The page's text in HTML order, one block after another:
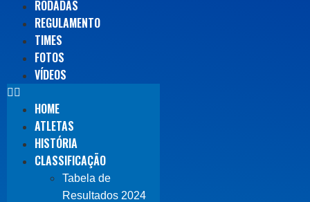
RODADAS
REGULAMENTO
TIMES
FOTOS
VÍDEOS
HOME
ATLETAS
HISTÓRIA
CLASSIFICAÇÃO
Tabela de
Resultados 2024